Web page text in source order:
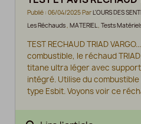
Publié : 06/04/2025 ParL'OURS DES
Les Réchauds, MATERIEL, Tests
TEST RECHAUD TRIAD
combustible, le réchaud
titane ultra léger avec
intégré. Utilise du
type Esbit. Voyons voir ce